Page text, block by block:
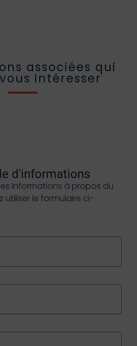
associées qui
intéresser
d'informations
informations à propos du
utiliser le formulaire ci-